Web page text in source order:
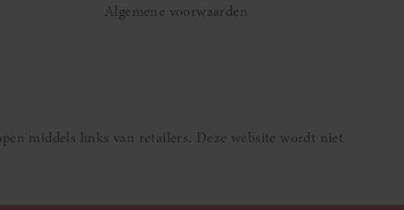
Algemene voorwaarden
middels links van retailers. Deze website wordt niet